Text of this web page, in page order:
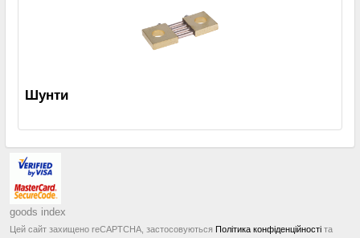
Шунти
goods index
Цей сайт захищено reCAPTCHA, застосовуються Політика конфіденційності та